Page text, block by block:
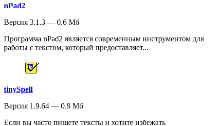
nPad2
Версия 3.1.3 — 0.6 Мб
Программа nPad2 является современным инструментом для
работы с текстом, который предоставляет...
tinySpell
Версия 1.9.64 — 0.9 Мб
Если вы часто пишете тексты и хотите избежать